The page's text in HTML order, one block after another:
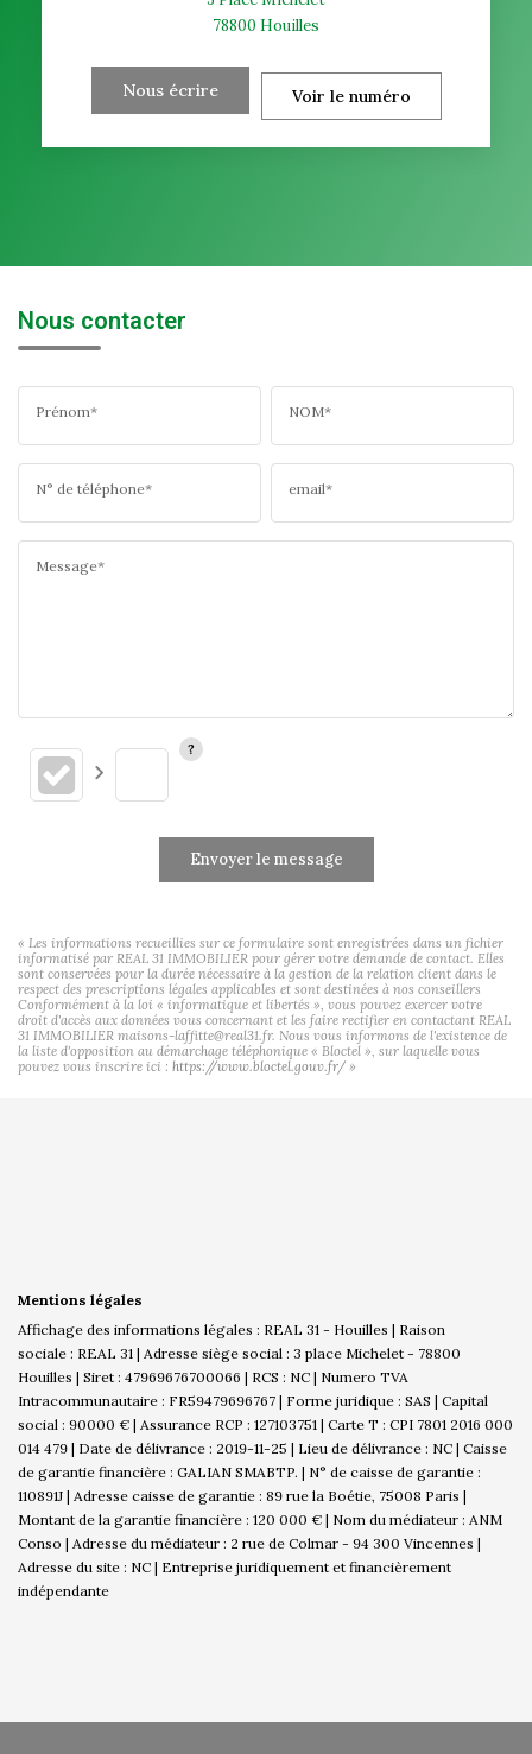
78800 Houilles
Nous écrire Voir le numéro
Nous contacter
Prénom* NOM*
N° de téléphone* email*
Message*
Envoyer le message
« Les informations recueillies sur ce formulaire sont enregistrées dans un fichier
informatisé par REAL 31 IMMOBILIER pour gérer votre demande de contact. Elles
sont conservées pour la durée nécessaire à la gestion de la relation client dans le
respect des prescriptions légales applicables et sont destinées à nos conseillers
Conformément à la loi « informatique et libertés », vous pouvez exercer votre
droit d'accès aux données vous concernant et les faire rectifier en contactant REAL
31 IMMOBILIER maisons-laffitte@real31.fr. Nous vous informons de l'existence de
la liste d'opposition au démarchage téléphonique « Bloctel », sur laquelle vous
pouvez vous inscrire ici : https://www.bloctel.gouv.fr/ »
Mentions légales
Affichage des informations légales : REAL 31 - Houilles | Raison
sociale : REAL 31 | Adresse siège social : 3 place Michelet - 78800
Houilles | Siret : 47969676700066 | RCS : NC | Numero TVA
Intracommunautaire : FR59479696767 | Forme juridique : SAS | Capital
social : 90000 € | Assurance RCP : 127103751 | Carte T : CPI 7801 2016 000
014 479 | Date de délivrance : 2019-11-25 | Lieu de délivrance : NC | Caisse
de garantie financière : GALIAN SMABTP. | N° de caisse de garantie :
110891J | Adresse caisse de garantie : 89 rue la Boétie, 75008 Paris |
Montant de la garantie financière : 120 000 € | Nom du médiateur : ANM
Conso | Adresse du médiateur : 2 rue de Colmar - 94 300 Vincennes |
Adresse du site : NC | Entreprise juridiquement et financièrement
indépendante